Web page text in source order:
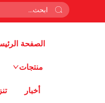
الصفحة
منتجات
أخبار